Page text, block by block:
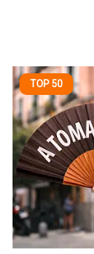
TOP 50